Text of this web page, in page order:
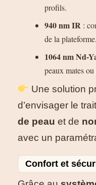
profils.
940 nm IR :
de la plateforme.
1064 nm Nd-
peaux mates
Une solution
d’envisager le
de peau et de
avec un
Confort et